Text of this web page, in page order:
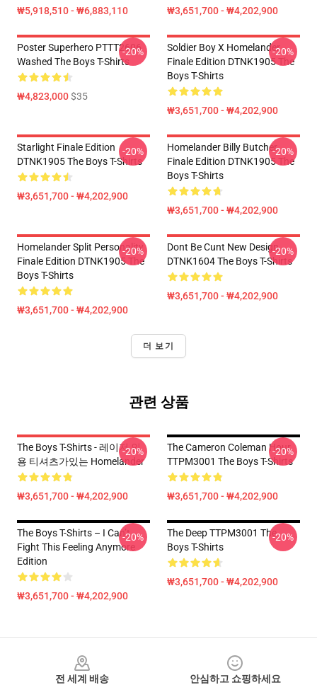
₩5,918,510 - ₩6,883,110 ₩3,651,700 - ₩4,202,900
Poster Superhero PTTT2606
Washed The Boys T-Shirts
₩4,823,000$35
-20%
Soldier Boy X Homelander
Finale Edition DTNK1905 The
Boys T-Shirts
₩3,651,700 - ₩4,202,900
-20%
Starlight Finale Edition
DTNK1905 The Boys T-Shirts
₩3,651,700 - ₩4,202,900
-20%
Homelander Billy Butcher
Finale Edition DTNK1905 The
Boys T-Shirts
₩3,651,700 - ₩4,202,900
-20%
Homelander Split Personality
Finale Edition DTNK1905 The
Boys T-Shirts
₩3,651,700 - ₩4,202,900
-20%
Dont Be Cunt New Design
DTNK1604 The Boys T-Shirts
₩3,651,700 - ₩4,202,900
-20%
더 보기
관련 상품
The Boys T-Shirts - 레이저 인
용 티셔츠가있는 Homelander
₩3,651,700 - ₩4,202,900
-20%
The Cameron Coleman Hour
TTPM3001 The Boys T-Shirts
₩3,651,700 - ₩4,202,900
-20%
The Boys T-Shirts – I Can’t
Fight This Feeling Anymore
Edition
₩3,651,700 - ₩4,202,900
-20%
The Deep TTPM3001 The
Boys T-Shirts
₩3,651,700 - ₩4,202,900
-20%
전 세계 배송
안심하고 쇼핑하세요